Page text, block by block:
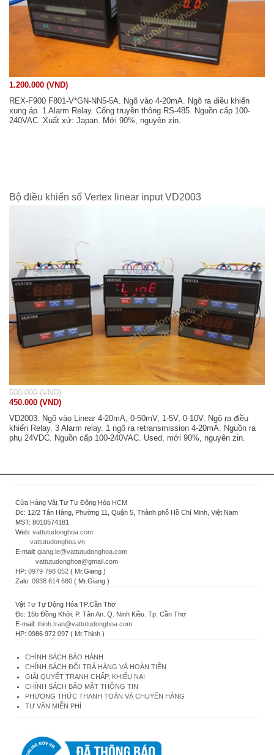
1.200.000 (VND)
REX-F900 F801-V*GN-NN5-5A. Ngõ vào 4-20mA. Ngõ ra điều khiển
xung áp. 1 Alarm Relay. Cổng truyền thông RS-485. Nguồn cấp 100-
240VAC. Xuất xứ: Japan. Mới 90%, nguyên zin.
Bộ điều khiển số Vertex linear input VD2003
500.000 (VND)
450.000 (VND)
VD2003. Ngõ vào Linear 4-20mA, 0-50mV, 1-5V, 0-10V. Ngõ ra điều
khiển Relay. 3 Alarm relay. 1 ngõ ra retransmission 4-20mA. Nguồn ra
phụ 24VDC. Nguồn cấp 100-240VAC. Used, mới 90%, nguyên zin.
Cửa Hàng Vật Tư Tự Động Hóa HCM
Đc: 12/2 Tân Hàng, Phường 11, Quận 5, Thành phố Hồ Chí Minh, Việt Nam
MST: 8010574181
Web: vattutudonghoa.com
vattutudonghoa.vn
E-mail: giang.le@vattutudonghoa.com
vattutudonghoa@gmail.com
HP: 0979 798 052 ( Mr.Giang )
Zalo: 0938 614 680 ( Mr.Giang )
Vật Tư Tự Động Hóa TP.Cần Thơ
Đc: 15b Đồng Khởi. P. Tân An. Q. Ninh Kiều. Tp. Cần Thơ
E-mail: thinh.tran@vattutudonghoa.com
HP: 0986 972 097 ( Mr.Thịnh )
CHÍNH SÁCH BẢO HÀNH
CHÍNH SÁCH ĐỔI TRẢ HÀNG VÀ HOÀN TIỀN
GIẢI QUYẾT TRANH CHẤP, KHIẾU NẠI
CHÍNH SÁCH BẢO MẬT THÔNG TIN
PHƯƠNG THỨC THANH TOÁN VÀ CHUYỂN HÀNG
TƯ VẤN MIỄN PHÍ